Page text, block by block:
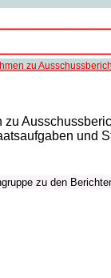
zu
zu
und
zu den